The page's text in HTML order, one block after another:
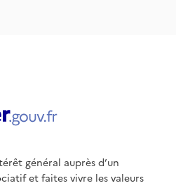
général auprès d’un
et faites vivre les valeurs